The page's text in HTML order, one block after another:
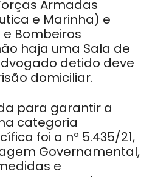
Armadas
e Marinha) e
e Bombeiros
haja uma Sala de
detido deve
domiciliar.
para garantir a
categoria
foi a nº 5.435/21,
Governamental,
e